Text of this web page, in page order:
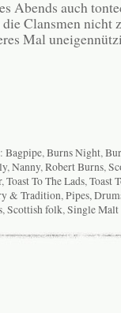
Abends auch
Clansmen nicht
Mal
Bagpipe,Burns Night,
,Nanny,Robert Burns,
,Toast To The Lads,Toast
& Tradition,Pipes,
,Scottish folk,Single Malt